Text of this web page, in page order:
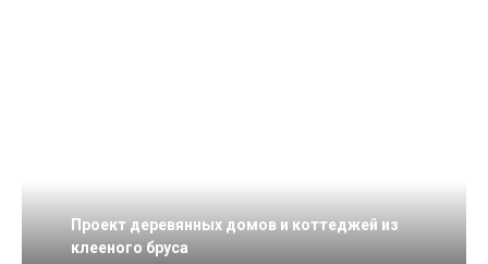
Проект деревянных домов и коттеджей из
клееного бруса